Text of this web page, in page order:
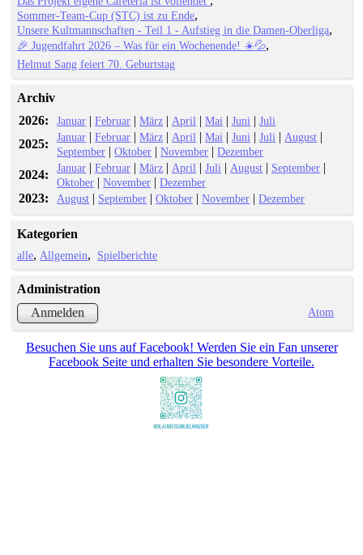
Sommer-Team-Cup (STC) ist zu Ende
Unsere Kultmannschaften - Teil 1 - Aufstieg in die Damen-Oberliga
🎉 Jugendfahrt 2026 – Was für ein Wochenende! ☀️💦
Helmut Sang feiert 70. Geburtstag
Archiv
2026:
Januar |Februar |März | April |Mai |Juni |Juli
2025: Januar |Februar |März | April |Mai |Juni |Juli | August |
September |Oktober |November |Dezember
2024: Januar |Februar |März | April |Juli | August | September |
Oktober |November |Dezember
2023: August | September |Oktober |November |Dezember
Kategorien
alle Allgemein Spielberichte
Administration
Anmelden
Atom
Besuchen Sie uns auf Facebook! Werden Sie ein Fan unserer
Facebook Seite und erhalten Sie besondere Vorteile.